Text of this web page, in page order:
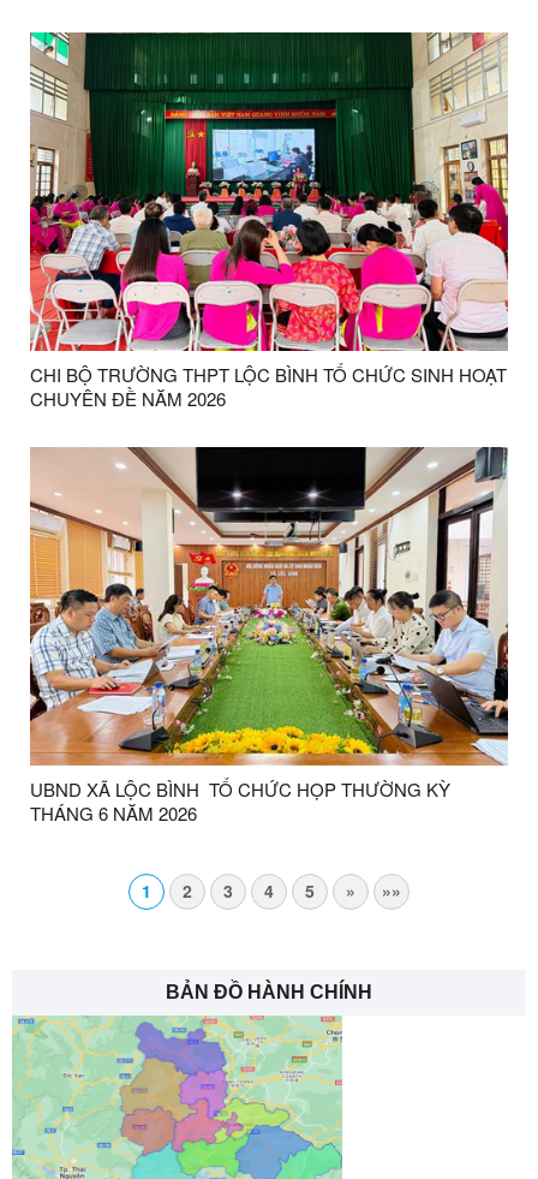
CHI BỘ TRƯỜNG THPT LỘC BÌNH TỔ CHỨC SINH HOẠT
CHUYÊN ĐỀ NĂM 2026
UBND XÃ LỘC BÌNH TỔ CHỨC HỌP THƯỜNG KỲ
THÁNG 6 NĂM 2026
1 2 3 4 5 » »»
BẢN ĐỒ HÀNH CHÍNH